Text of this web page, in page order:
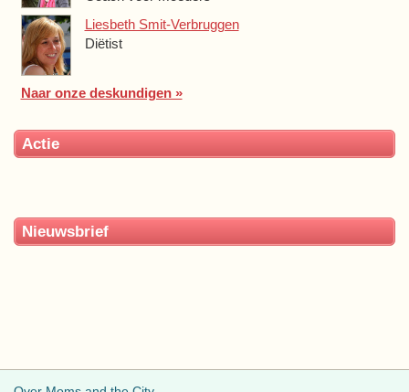
Liesbeth Smit-Verbruggen
Diëtist
Naar onze deskundigen »
Actie
Nieuwsbrief